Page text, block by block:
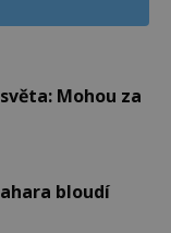
Mohou za
bloudí